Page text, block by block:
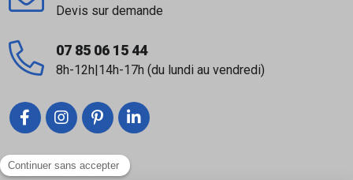
Liens utiles
Devis sur demande
07 85 06 15 44
8h-12h|14h-17h (du lundi au vendredi)